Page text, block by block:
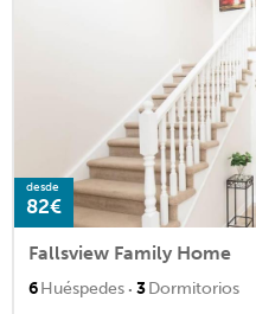
desde
82€
Fallsview Family Home
6Huéspedes · 3Dormitorios